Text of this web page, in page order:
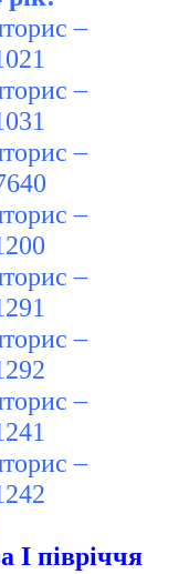
–
–
–
–
–
–
–
–
І півріччя